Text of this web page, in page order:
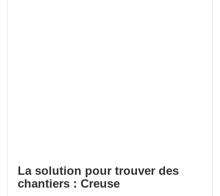
La solution pour trouver des
chantiers : Creuse